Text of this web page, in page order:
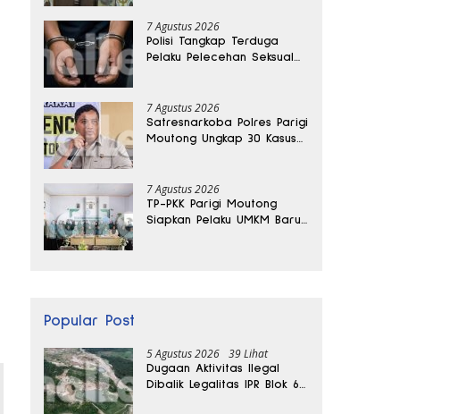
7 Agustus 2026
Polisi Tangkap Terduga
Pelaku Pelecehan Seksual
7 Agustus 2026
Satresnarkoba Polres Parigi
Moutong Ungkap 30 Kasus
7 Agustus 2026
TP-PKK Parigi Moutong
Siapkan Pelaku UMKM Baru
Popular Post
5 Agustus 2026 39 Lihat
Dugaan Aktivitas Ilegal
Dibalik Legalitas IPR Blok 6